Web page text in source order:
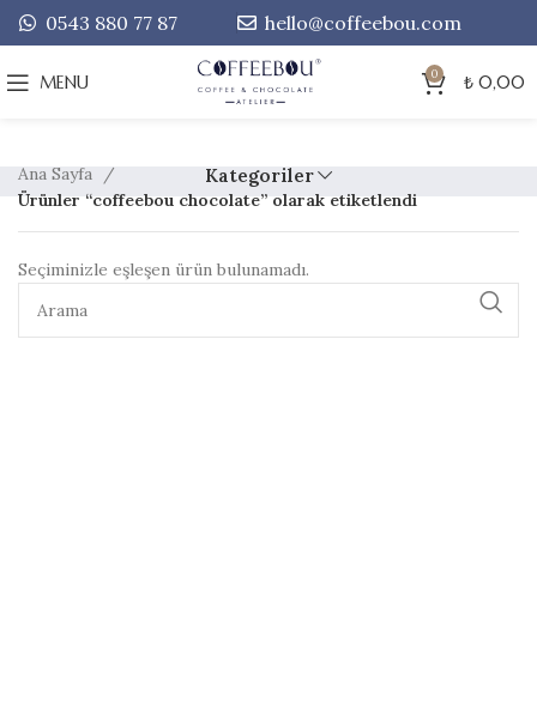
0543 880 77 87 hello@coffeebou.com
MENU 0 ₺ 0,00
Kategoriler
Ana Sayfa
Ürünler “coffeebou chocolate” olarak etiketlendi
Seçiminizle eşleşen ürün bulunamadı.